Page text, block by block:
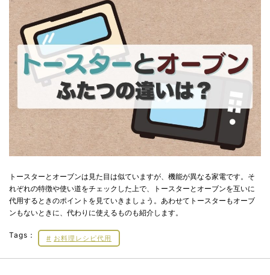
トースターとオーブンは見た目は似ていますが、機能が異なる家電です。そ
れぞれの特徴や使い道をチェックした上で、トースターとオーブンを互いに
代用するときのポイントを見ていきましょう。あわせてトースターもオーブ
ンもないときに、代わりに使えるものも紹介します。
Tags： お料理レシピ代用